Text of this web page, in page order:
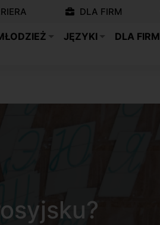
DLA FIRM
JĘZYKI
DLA FIRM